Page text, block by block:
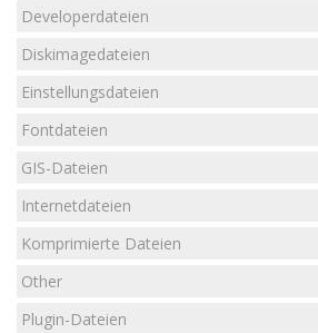
Developerdateien
Diskimagedateien
Einstellungsdateien
Fontdateien
GIS-Dateien
Internetdateien
Komprimierte Dateien
Other
Plugin-Dateien